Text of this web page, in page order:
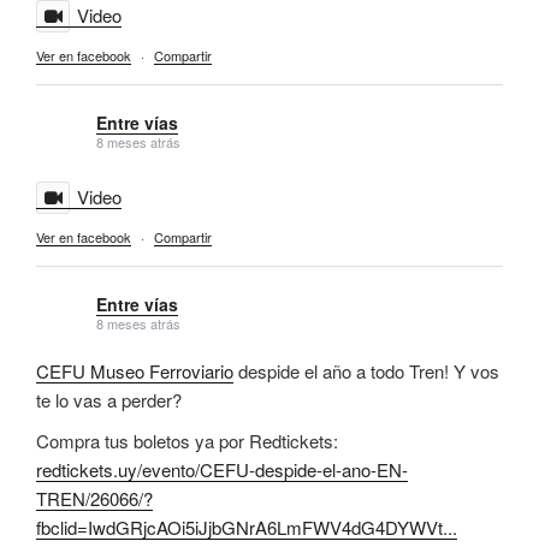
Video
Ver en facebook · Compartir
Entre vías
8 meses atrás
Video
Ver en facebook · Compartir
Entre vías
8 meses atrás
CEFU Museo Ferroviariodespide el año a todo Tren! Y vos
te lo vas a perder?
Compra tus boletos ya por Redtickets:
redtickets.uy/evento/CEFU-despide-el-ano-EN-
TREN/26066/?
fbclid=IwdGRjcAOi5iJjbGNrA6LmFWV4dG4DYWVt...